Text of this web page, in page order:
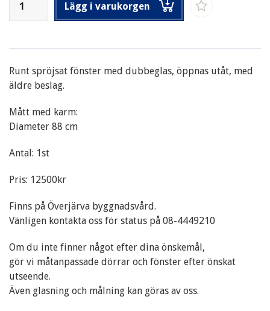
Lägg i varukorgen
Runt spröjsat fönster med dubbeglas, öppnas utåt, med
äldre beslag.
Mått med karm:
Diameter 88 cm
Antal: 1st
Pris: 12500kr
Finns på Överjärva byggnadsvård.
Vänligen kontakta oss för status på 08-4449210
Om du inte finner något efter dina önskemål,
gör vi måtanpassade dörrar och fönster efter önskat
utseende.
Även glasning och målning kan göras av oss.